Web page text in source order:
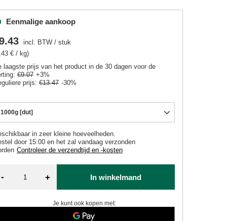
Eenmalige aankoop
1000g [dut]
in zeer kleine hoeveelheden
door 15:00 en het zal vandaag verzonden
Controleer de verzendtijd en -kosten
incl. BTW /stuk
€ / kg)
laagste prijs van het product in de 30 dagen voor de
€9.07 +3%
prijs:€13.47 -30%
- + In winkelmand
Je kunt ook kopen met: